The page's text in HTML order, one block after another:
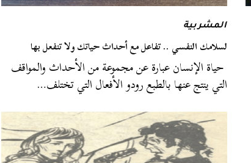
المشربية
لسلامك النفسي .. تفاعل مع أحداث حياتك ولا تنفعل بها
حياة الإنسان عبارة عن مجموعة من الأحداث والمواقف
التي ينتج عنها بالطبع رودو الأفعال التي تختلف…